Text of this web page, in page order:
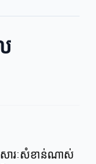
ារៈសំខាន់ណាស់